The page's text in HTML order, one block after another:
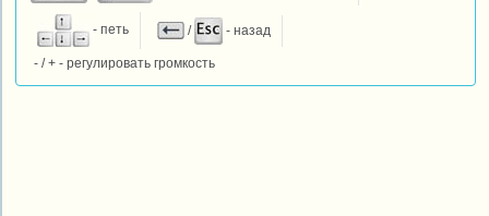
- петь / - назад
- / + - регулировать громкость